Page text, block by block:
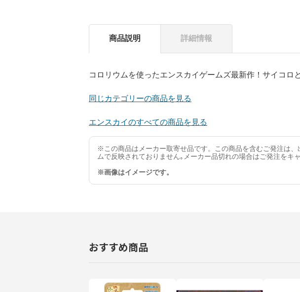
商品説明 詳細情報
コロリウムを使ったエンスカイゲームズ最新作！サイコロ
同じカテゴリーの商品を見る
エンスカイのすべての商品を見る
※この商品はメーカー取寄せ品です。この商品を含むご発注は
ムで反映されておりません｡メーカー品切れの場合はご発注を
※画像はイメージです。
おすすめ商品